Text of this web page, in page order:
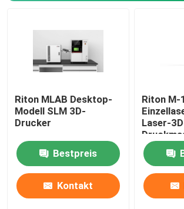
Titan-Drucker 3d
Maschine zum Biegen von Draht
Maschine zum Biegen von Draht
Maschine zum Biegen von Draht
Riton MLAB Desktop-
Modell SLM 3D-
Drucker
Bestpreis
Kontakt
Riton M-
Laser-